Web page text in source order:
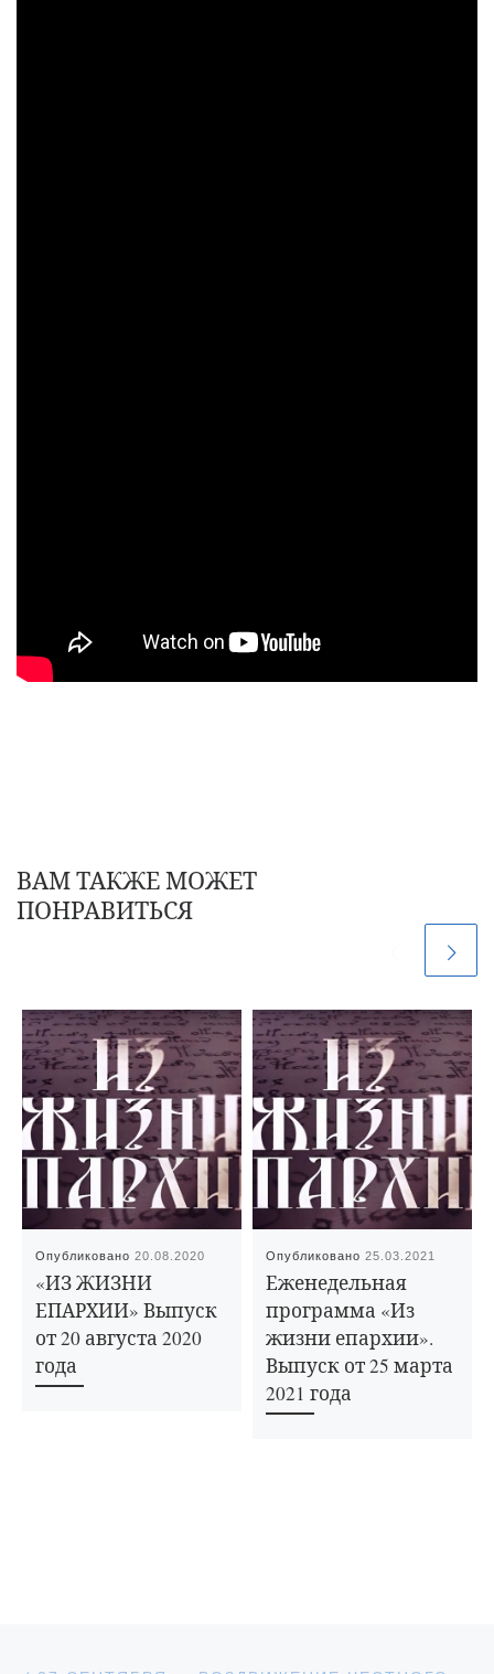
ВАМ ТАКЖЕ МОЖЕТ
ПОНРАВИТЬСЯ
Опубликовано20.08.2020
«ИЗ ЖИЗНИ
ЕПАРХИИ» Выпуск
от 20 августа 2020
года
Опубликовано25.03.2021
Еженедельная
программа «Из
жизни епархии».
Выпуск от 25 марта
2021 года